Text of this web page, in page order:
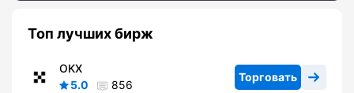
Топ лучших бирж
OKX
5.0
856
Торговать